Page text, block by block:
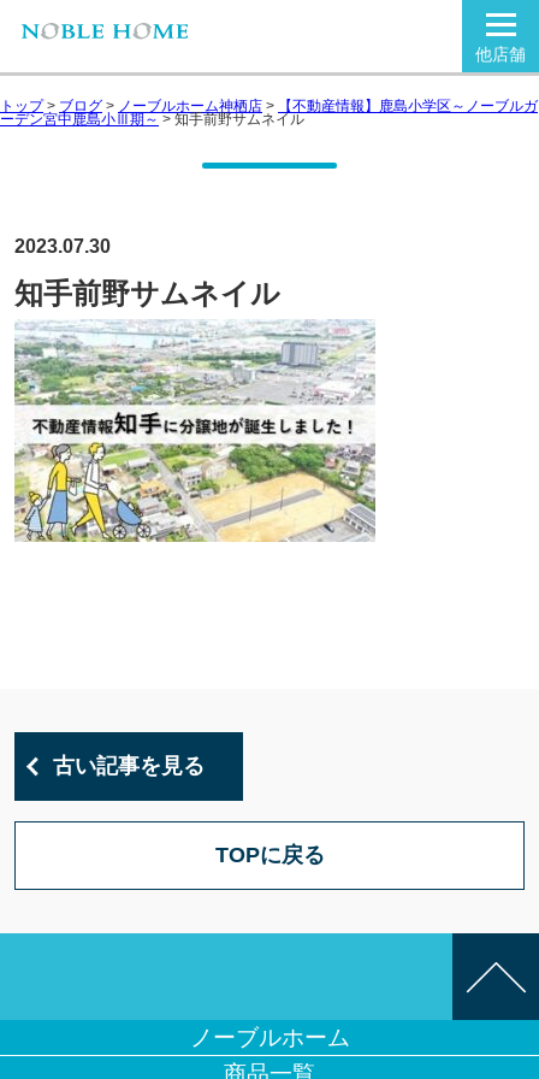
他店舗
トップ> ブログ > ノーブルホーム神栖店 > 【不動産情報】鹿島小学区～ノーブルガ
ーデン宮中鹿島小Ⅲ期～ > 知手前野サムネイル
2023.07.30
知手前野サムネイル
古い記事を見る
TOPに戻る
ノーブルホーム
商品一覧